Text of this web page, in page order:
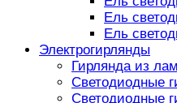
Ель
Ель
Электрогирлянды
Гирлянда из
Светодиодные
Светодиодные